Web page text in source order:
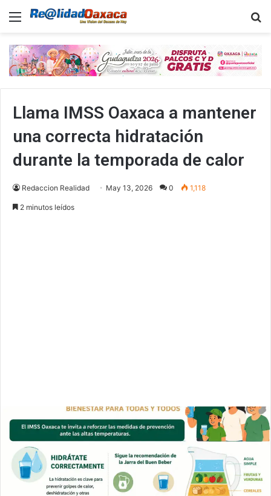
Menu
Llama IMSS Oaxaca a mantener
una correcta hidratación
durante la temporada de calor
Redaccion Realidad May 13, 2026 0 1,118
2 minutos leídos